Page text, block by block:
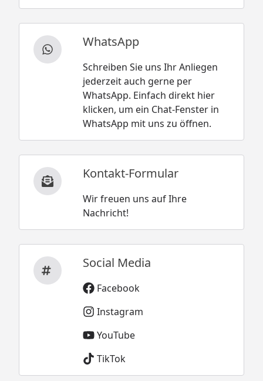
WhatsApp
Schreiben Sie uns Ihr Anliegen
jederzeit auch gerne per
WhatsApp. Einfach direkt hier
klicken, um ein Chat-Fenster in
WhatsApp mit uns zu öffnen.
Kontakt-Formular
Wir freuen uns auf Ihre
Nachricht!
Social Media
Facebook
Instagram
YouTube
TikTok